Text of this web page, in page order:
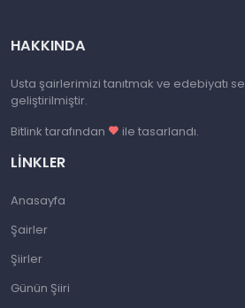
HAKKINDA
Usta şairlerimizi tanıtmak ve edebiyatı
geliştirilmiştir.
Bitlink tarafından
ile tasarlandı.
LINKLER
Anasayfa
Şairler
Şiirler
Günün Şiiri